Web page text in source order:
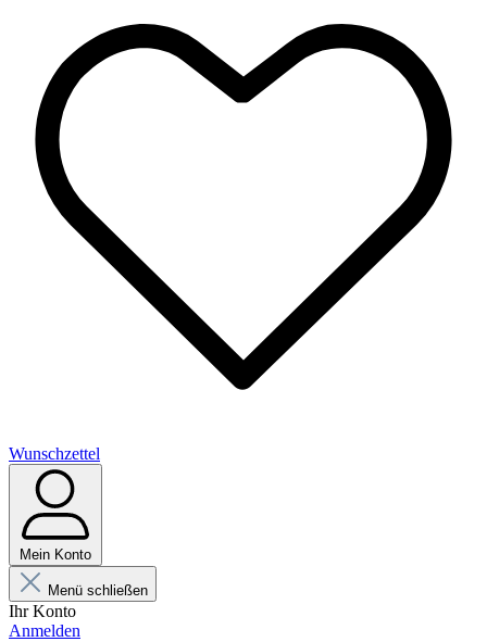
Wunschzettel
Mein Konto
Menü schließen
Ihr Konto
Anmelden